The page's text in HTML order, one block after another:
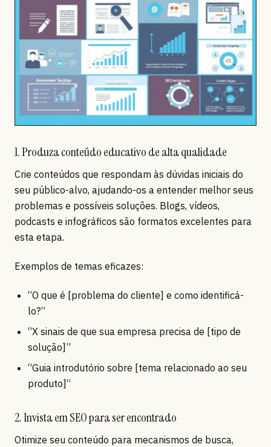
1. Produza conteúdo educativo de alta qualidade
Crie conteúdos que respondam às dúvidas iniciais do
seu público-alvo, ajudando-os a entender melhor seus
problemas e possíveis soluções. Blogs, vídeos,
podcasts e infográficos são formatos excelentes para
esta etapa.
Exemplos de temas eficazes:
“O que é [problema do cliente] e como identificá-
lo?”
“X sinais de que sua empresa precisa de [tipo de
solução]”
“Guia introdutório sobre [tema relacionado ao seu
produto]“
2. Invista em SEO para ser encontrado
Otimize seu conteúdo para mecanismos de busca,